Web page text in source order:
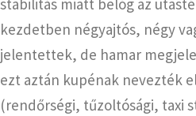
stabilitás miatt belóg az
kezdetben négyajtós, négy
jelentettek, de hamar
ezt aztán kupénak nevezték
(rendőrségi, tűzoltósági, taxi